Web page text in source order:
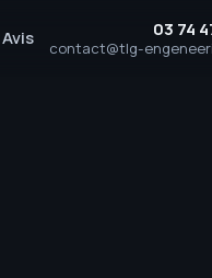
Avis 03 74
contact@tlg-